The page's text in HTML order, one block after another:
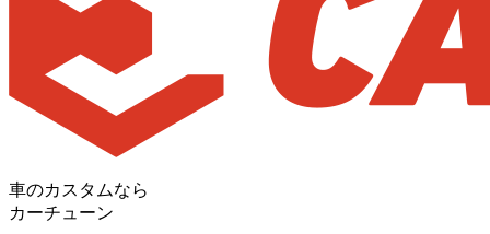
車のカスタムなら
カーチューン